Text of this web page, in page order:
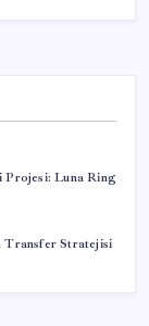
Projesi: Luna Ring
Transfer Stratejisi